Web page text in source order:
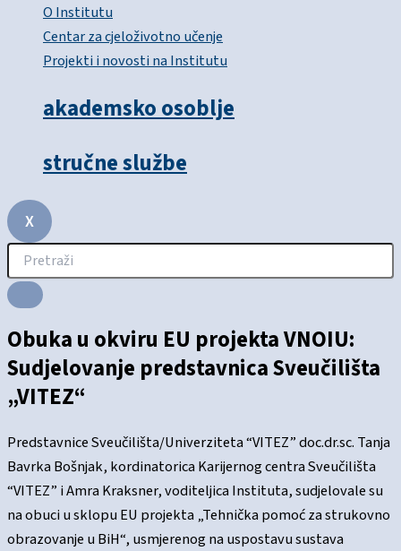
O Institutu
Centar za cjeloživotno učenje
Projekti i novosti na Institutu
akademsko osoblje
stručne službe
X
Obuka u okviru EU projekta VNOIU:
Sudjelovanje predstavnica Sveučilišta
„VITEZ“
Predstavnice Sveučilišta/Univerziteta “VITEZ” doc.dr.sc. Tanja
Bavrka Bošnjak, kordinatorica Karijernog centra Sveučilišta
“VITEZ” i Amra Kraksner, voditeljica Instituta, sudjelovale su
na obuci u sklopu EU projekta „Tehnička pomoć za strukovno
obrazovanje u BiH“, usmjerenog na uspostavu sustava